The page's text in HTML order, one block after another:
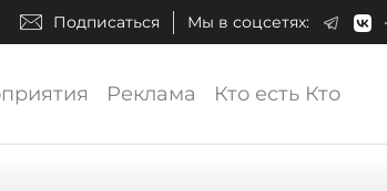
Подписаться Мы в соцсетях:
Реклама Кто есть Кто